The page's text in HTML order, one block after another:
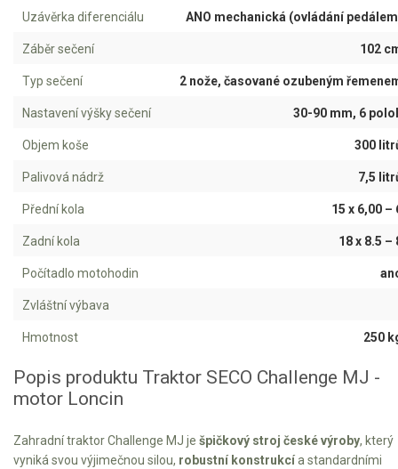
Aku sekačky
Aku STIHL
Aku AL-KO
Štípačka na dřevo
VARI malotraktory
VARI multifunkční nosiče
Sněhové frézy
Nůžky na živý plot
Vysavače a foukače
Uzávěrka diferenciálu ANO mechanická (ovládání
Záběr sečení 102
Typ sečení 2 nože, časované ozubeným
Nastavení výšky sečení 30-90 mm, 6
Objem koše 300
Palivová nádrž 7,5
Přední kola 15 x 6,00 –
Zadní kola 18 x 8.5 –
Počítadlo motohodin
Zvláštní výbava
Hmotnost 250
Popis produktu Traktor SECO Challenge MJ -
motor Loncin
Zahradní traktor Challenge MJ je špičkový stroj české výroby, který
vyniká svou výjimečnou silou, robustní konstrukcía standardními